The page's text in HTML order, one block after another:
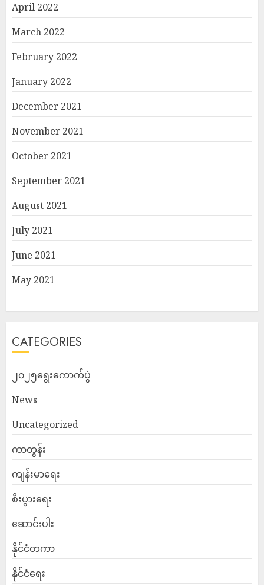
April 2022
March 2022
February 2022
January 2022
December 2021
November 2021
October 2021
September 2021
August 2021
July 2021
June 2021
May 2021
CATEGORIES
၂၀၂၅ရွေးကောက်ပွဲ
News
Uncategorized
ကာတွန်း
ကျန်းမာရေး
စီးပွားရေး
ဆောင်းပါး
နိုင်ငံတကာ
နိုင်ငံရေး